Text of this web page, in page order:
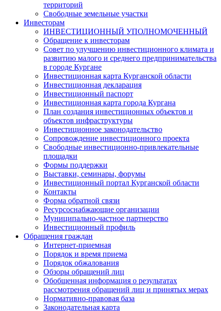
территорий
Свободные земельные участки
Инвесторам
ИНВЕСТИЦИОННЫЙ УПОЛНОМОЧЕННЫЙ
Обращение к инвесторам
Совет по улучшению инвестиционного климата и
развитию малого и среднего предпринимательства
в городе Кургане
Инвестиционная карта Курганской области
Инвестиционная декларация
Инвестиционный паспорт
Инвестиционная карта города Кургана
План создания инвестиционных объектов и
объектов инфраструктуры
Инвестиционное законодательство
Сопровождение инвестиционного проекта
Свободные инвестиционно-привлекательные
площадки
Формы поддержки
Выставки, семинары, форумы
Инвестиционный портал Курганской области
Контакты
Форма обратной связи
Ресурсоснабжающие организации
Муниципально-частное партнерство
Инвестиционный профиль
Обращения граждан
Интернет-приемная
Порядок и время приема
Порядок обжалования
Обзоры обращений лиц
Обобщенная информация о результатах
рассмотрения обращений лиц и принятых мерах
Нормативно-правовая база
Законодательная карта